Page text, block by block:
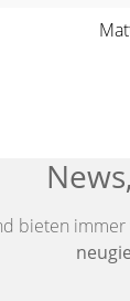
bieten